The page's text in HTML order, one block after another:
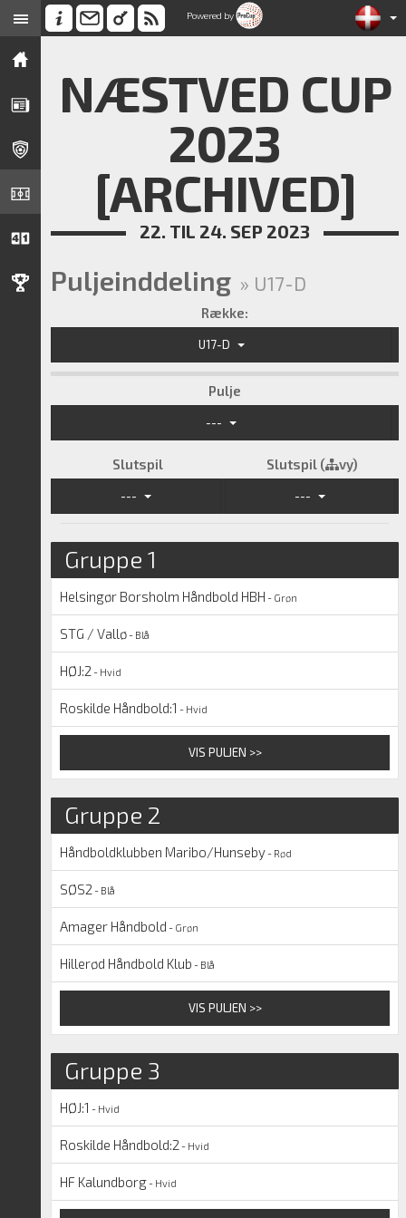
Powered by
NÆSTVED CUP
2023
[ARCHIVED]
22. TIL 24. SEP 2023
Puljeinddeling » U17-D
Række:
U17-D
Pulje
---
Slutspil Slutspil ( vy)
--- ---
Gruppe 1
Helsingør Borsholm Håndbold HBH - Grøn
STG / Vallø- Blå
HØJ:2 - Hvid
Roskilde Håndbold:1 - Hvid
VIS PULJEN >>
Gruppe 2
Håndboldklubben Maribo/Hunseby- Rød
SØS2 - Blå
Amager Håndbold - Grøn
Hillerød Håndbold Klub - Blå
VIS PULJEN >>
Gruppe 3
HØJ:1 - Hvid
Roskilde Håndbold:2 - Hvid
HF Kalundborg- Hvid